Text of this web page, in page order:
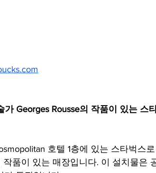
가 Georges Rousse의 작품이 있는 스
호텔 1층에 있는 스타벅스
작품이 있는 매장입니다. 이 설치물은